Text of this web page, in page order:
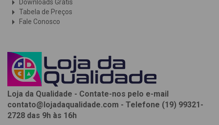
arrow_right Downloads Grátis
arrow_right Tabela de Preços
arrow_right Fale Conosco
Loja da Qualidade - Contate-nos pelo e-mail
contato@lojadaqualidade.com - Telefone (19) 99321-
2728 das 9h às 16h